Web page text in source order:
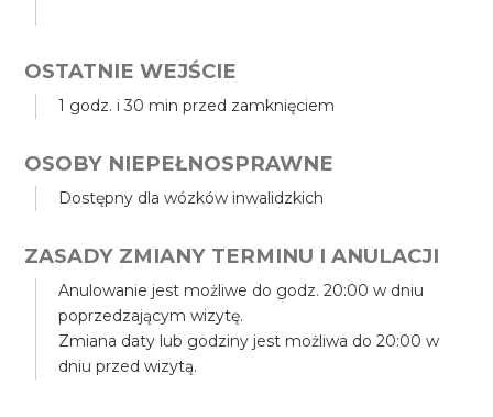
OSTATNIE WEJŚCIE
1 godz. i 30 min przed zamknięciem
OSOBY NIEPEŁNOSPRAWNE
Dostępny dla wózków inwalidzkich
ZASADY ZMIANY TERMINU I ANULACJI
Anulowanie jest możliwe do godz. 20:00 w dniu
poprzedzającym wizytę.
Zmiana daty lub godziny jest możliwa do 20:00 w
dniu przed wizytą.